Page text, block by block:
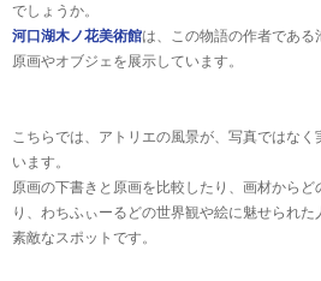
でしょうか。
河口湖木ノ花美術館は、この物語の作者であ
原画やオブジェを展示しています。
こちらでは、アトリエの風景が、写真ではな
います。
原画の下書きと原画を比較したり、画材から
り、わちふぃーるどの世界観や絵に魅せられた
素敵なスポットです。